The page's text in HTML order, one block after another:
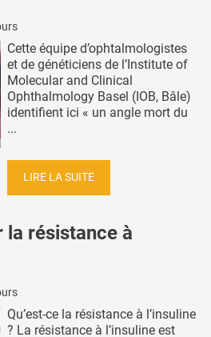
Cette équipe d’ophtalmologistes
et de généticiens de l’Institute of
Molecular and Clinical
Ophthalmology Basel (IOB, Bâle)
identifient ici « un angle mort du
...
LIRE LA SUITE
résistance à
Qu’est-ce la résistance à l’insuline
? La résistance à l’insuline est